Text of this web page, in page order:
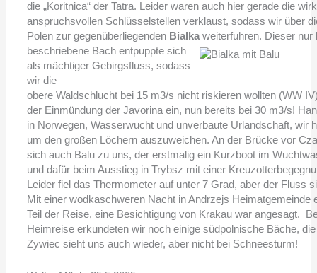
die „Koritnica“ der Tatra. Leider waren auch hier gerade die
anspruchsvollen Schlüsselstellen verklaust, sodass wir über
Polen zur gegenüberliegenden Bialkaweiterfuhren. Dieser nur
beschriebene Bach entpuppte sich
als mächtiger Gebirgsfluss, sodass
wir die
obere Waldschlucht bei 15 m3/s nicht riskieren wollten (WW
der Einmündung der Javorina ein, nun bereits bei 30 m3/s!
in Norwegen, Wasserwucht und unverbaute Urlandschaft, wir
um den großen Löchern auszuweichen. An der Brücke vor
sich auch Balu zu uns, der erstmalig ein Kurzboot im
und dafür beim Ausstieg in Trybsz mit einer
Leider fiel das Thermometer auf unter 7 Grad, aber der Fluss
Mit einer wodkaschweren Nacht in Andrzejs Heimatgemeinde
Teil der Reise, eine Besichtigung von Krakau war angesagt.
Heimreise erkundeten wir noch einige südpolnische Bäche,
Zywiec sieht uns auch wieder, aber nicht bei Schneesturm!